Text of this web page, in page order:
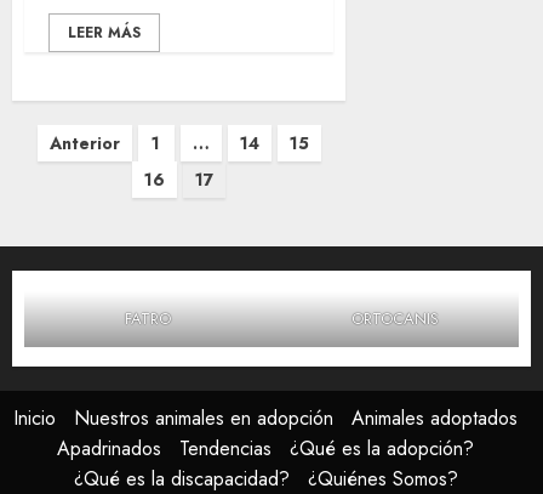
LEER MÁS
Paginación
Anterior 1 … 14
15
16
17
FATRO ORTOCANIS
Inicio Nuestros animales en adopción
Animales adoptados
Apadrinados
Tendencias
¿Qué es la adopción?
¿Qué es la discapacidad?
¿Quiénes Somos?